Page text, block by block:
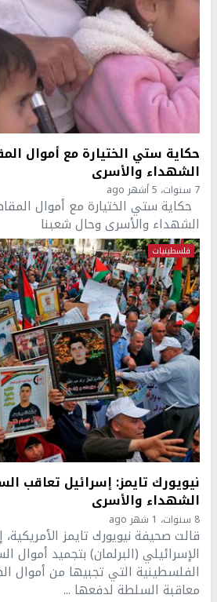
حكاية ستي الختيارة مع أموال
الشهداء والأسرى
7 سنوات، 5 أشهر ago
حكاية ستي الختيارة مع أموال
الشهداء والأسرى وحال شعبنا
فلسطينيات
نيويورك تايمز: إسرائيل تعاقب
الشهداء والأسرى
8 سنوات، 1 شهر ago
قالت صحيفة نيويورك تايمز
الإسرائيلي (البرلمان) بتجميد أموال
الفلسطينية التي تجبيها من أموال
معاقبة السلطة لدفعها ...